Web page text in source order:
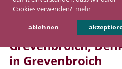
Cookies verwenden? mehr
ablehnen
Grevenbroich,
in Grevenbroich